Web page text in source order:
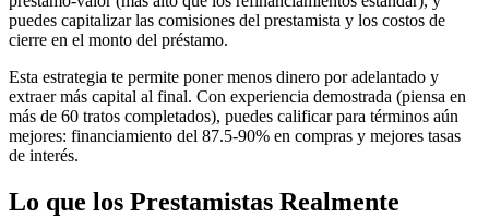
puedes capitalizar las comisiones del prestamista y los costos de
cierre en el monto del préstamo.
Esta estrategia te permite poner menos dinero por adelantado y
extraer más capital al final. Con experiencia demostrada (piensa en
más de 60 tratos completados), puedes calificar para términos aún
mejores: financiamiento del 87.5-90% en compras y mejores tasas
de interés.
Lo que los Prestamistas Realmente